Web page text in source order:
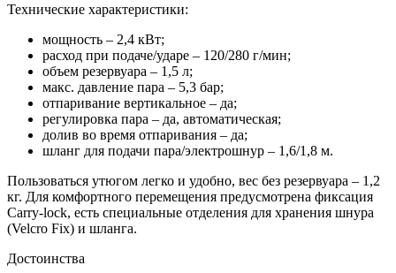
Технические характеристики:
мощность – 2,4 кВт;
расход при подаче/ударе – 120/280 г/мин;
объем резервуара – 1,5 л;
макс. давление пара – 5,3 бар;
отпаривание вертикальное – да;
регулировка пара – да, автоматическая;
долив во время отпаривания – да;
шланг для подачи пара/электрошнур – 1,6/1,8 м.
Пользоваться утюгом легко и удобно, вес без резервуара – 1,2
кг. Для комфортного перемещения предусмотрена фиксация
Carry-lock, есть специальные отделения для хранения шнура
(Velcro Fix) и шланга.
Достоинства